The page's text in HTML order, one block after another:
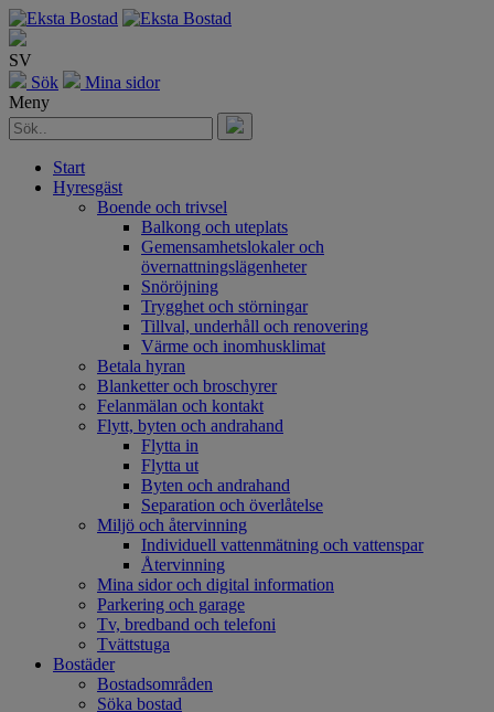
SV
Sök
Mina sidor
Meny
Start
Hyresgäst
Boende och trivsel
Balkong och uteplats
Gemensamhetslokaler och
övernattningslägenheter
Snöröjning
Trygghet och störningar
Tillval, underhåll och renovering
Värme och inomhusklimat
Betala hyran
Blanketter och broschyrer
Felanmälan och kontakt
Flytt, byten och andrahand
Flytta in
Flytta ut
Byten och andrahand
Separation och överlåtelse
Miljö och återvinning
Individuell vattenmätning och vattenspar
Återvinning
Mina sidor och digital information
Parkering och garage
Tv, bredband och telefoni
Tvättstuga
Bostäder
Bostadsområden
Söka bostad